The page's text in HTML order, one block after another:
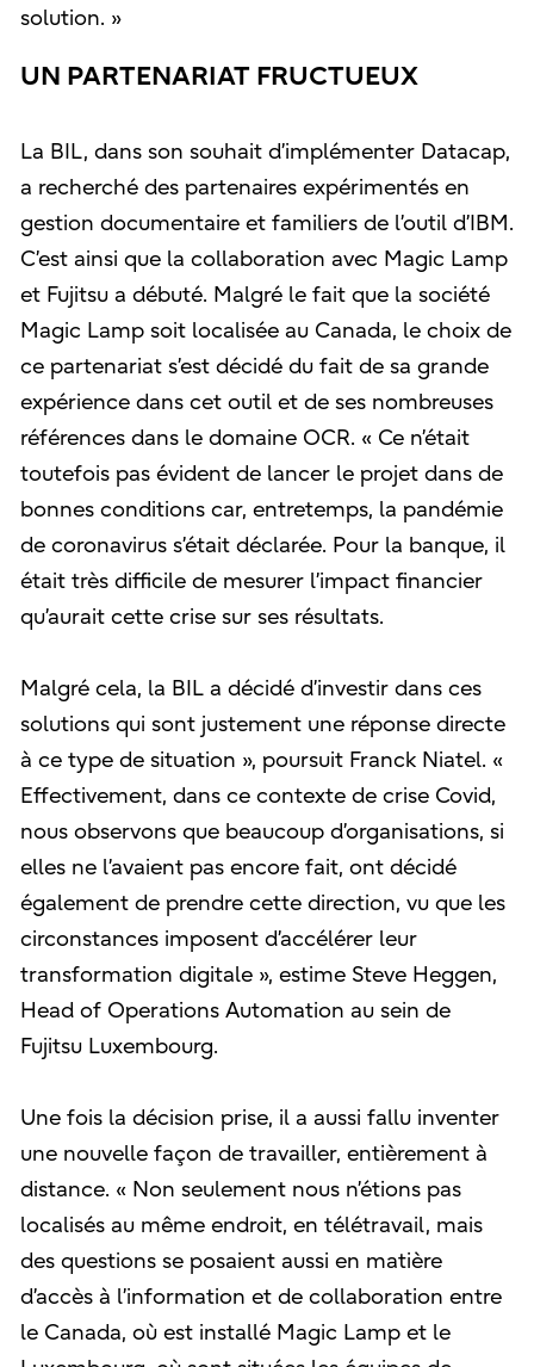
solution. »
UN PARTENARIAT FRUCTUEUX
La BIL, dans son souhait d’implémenter Datacap,
a recherché des partenaires expérimentés en
gestion documentaire et familiers de l’outil d’IBM.
C’est ainsi que la collaboration avec Magic Lamp
et Fujitsu a débuté. Malgré le fait que la société
Magic Lamp soit localisée au Canada, le choix de
ce partenariat s’est décidé du fait de sa grande
expérience dans cet outil et de ses nombreuses
références dans le domaine OCR. « Ce n’était
toutefois pas évident de lancer le projet dans de
bonnes conditions car, entretemps, la pandémie
de coronavirus s’était déclarée. Pour la banque, il
était très difficile de mesurer l’impact financier
qu’aurait cette crise sur ses résultats.
Malgré cela, la BIL a décidé d’investir dans ces
solutions qui sont justement une réponse directe
à ce type de situation », poursuit Franck Niatel. «
Effectivement, dans ce contexte de crise Covid,
nous observons que beaucoup d’organisations, si
elles ne l’avaient pas encore fait, ont décidé
également de prendre cette direction, vu que les
circonstances imposent d’accélérer leur
transformation digitale », estime Steve Heggen,
Head of Operations Automation au sein de
Fujitsu Luxembourg.
Une fois la décision prise, il a aussi fallu inventer
une nouvelle façon de travailler, entièrement à
distance. « Non seulement nous n’étions pas
localisés au même endroit, en télétravail, mais
des questions se posaient aussi en matière
d’accès à l’information et de collaboration entre
le Canada, où est installé Magic Lamp et le